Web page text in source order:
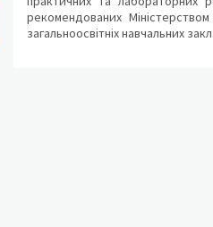
рекомендованих
загальноосвітніх навчальних